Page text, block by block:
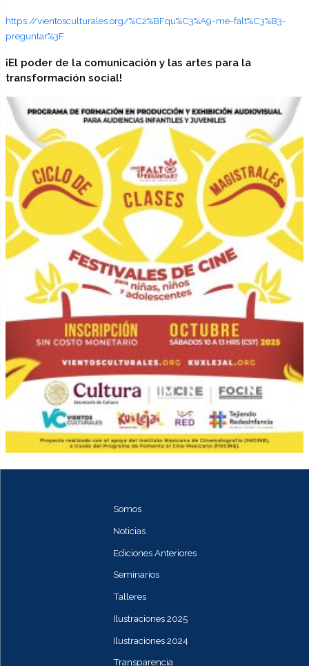
https://vientosculturales.org/%C2%BFqu%C3%A9-me-falt%C3%B3-
preguntar%3F
¡El poder de la comunicación y las artes para la
transformación social!
Somos
Noticias
Ediciones Anteriores
Seminarios
Talleres
Ilustraciones 2025
Ilustraciones 2024
Transparencia